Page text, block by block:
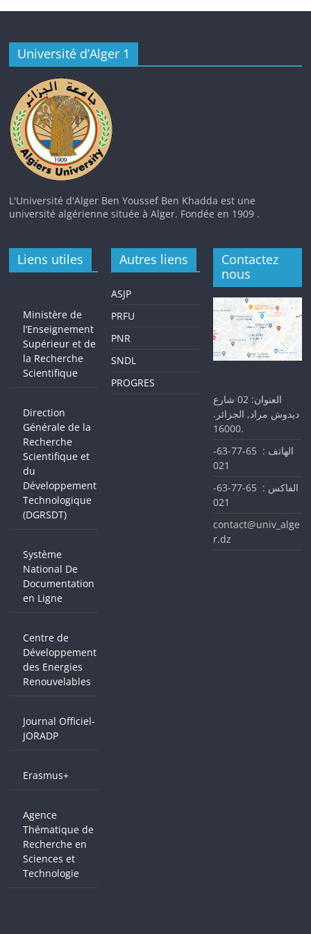
Université d’Alger 1
L'Université d'Alger Ben Youssef Ben Khadda est une
université algérienne située à Alger. Fondée en 1909 .
Liens utiles
Ministère de
l’Enseignement
Supérieur et de
la Recherche
Scientifique
Direction
Générale de la
Recherche
Scientifique et
du
Développement
Technologique
(DGRSDT)
Système
National De
Documentation
en Ligne
Centre de
Développement
des Energies
Renouvelables
Journal Officiel-
JORADP
Erasmus+
Agence
Thématique de
Recherche en
Sciences et
Technologie
Autres liens
ASJP
PRFU
PNR
SNDL
PROGRES
Contactez
nous
العنوان: 02 شارع
ديدوش مراد, الجزائر.
16000.
الهاتف : 65-77-63-
021
الفاكس : 65-77-63-
021
contact@univ_alge
r.dz